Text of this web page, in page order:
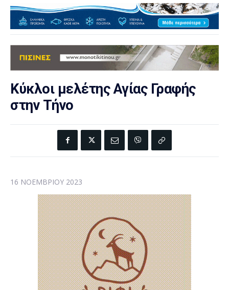
Κύκλοι μελέτης Αγίας Γραφής
στην Τήνο
16 ΝΟΕΜΒΡΊΟΥ 2023